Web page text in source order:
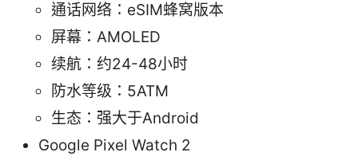
通话网络：eSIM蜂窝版本
屏幕：AMOLED
续航：约24-48小时
防水等级：5ATM
生态：强大于Android
Google Pixel Watch 2